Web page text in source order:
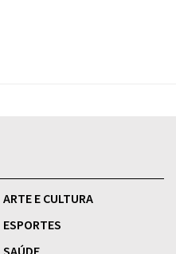
ARTE E CULTURA
ESPORTES